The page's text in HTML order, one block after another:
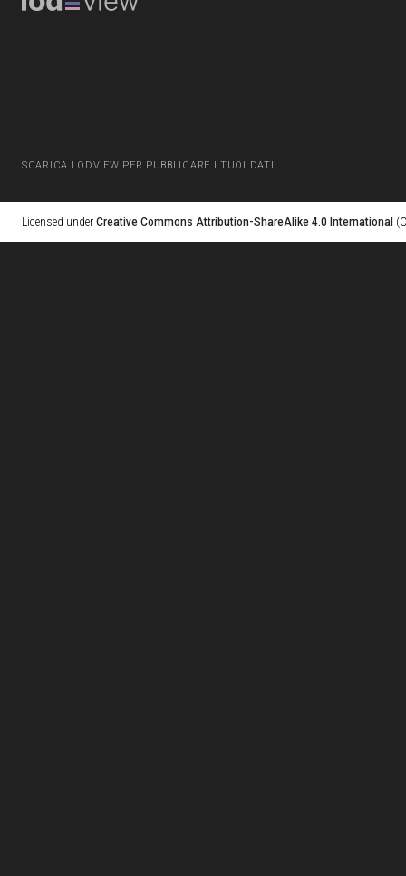
SCARICA LODVIEW PER PUBBLICARE I TUOI DATI
Licensed under Creative Commons Attribution-ShareAlike 4.0 International